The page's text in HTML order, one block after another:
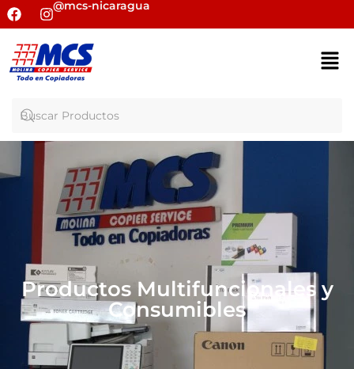
@mcs-nicaragua
Productos Multifuncionales y
Consumibles